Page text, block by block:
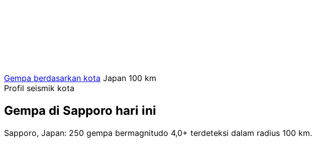
Gempa berdasarkan kota Japan 100 km
Profil seismik kota
Gempa di Sapporo hari ini
Sapporo, Japan: 250 gempa bermagnitudo 4,0+ terdeteksi dalam radius 100 km.